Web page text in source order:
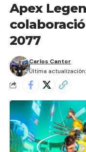
Apex
2077
Última
Carlos Cantor